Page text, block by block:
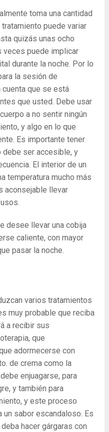
toma una cantidad
puede variar
quizás unas ocho
veces puede implicar
durante la noche. Por lo
la sesión de
cuenta que se está
que usted. Debe usar
a no sentir ningún
y algo en lo que
Es importante tener
debe ser accesible, y
El interior de un
temperatura mucho más
aconsejable llevar
desee llevar una cobija
caliente, con mayor
pasar la noche.
varios tratamientos
muy probable que reciba
a recibir sus
que
adormecerse con
de crema como la
enjuagarse, para
y también para
y este proceso
un sabor escandaloso. Es
hacer gárgaras con